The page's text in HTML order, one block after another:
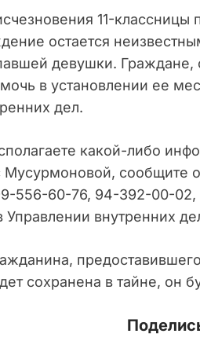
11-
остается
девушки.
в установлении ее
дел.
какой-либо
Мусурмоновой, сообщите
556-60-76, 94-392-00-
Управлении внутренних
сохранена в тайне, он